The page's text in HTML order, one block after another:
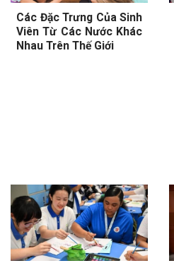
Các Đặc Trưng Của Sinh
Viên Từ Các Nước Khác
Nhau Trên Thế Giới